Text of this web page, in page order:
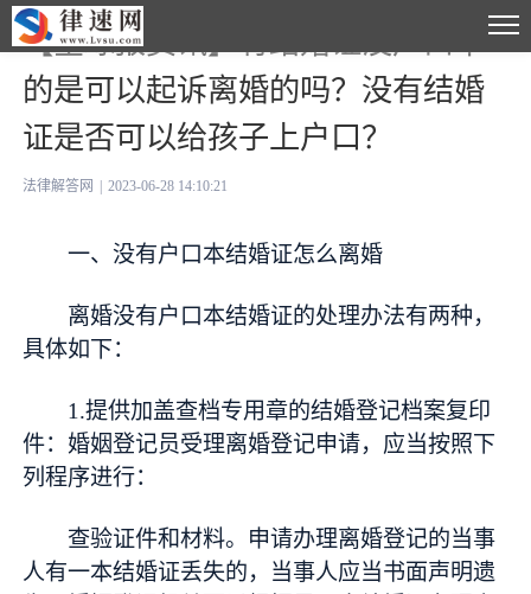
【全球报资讯】有结婚证没户口本
的是可以起诉离婚的吗？没有结婚
证是否可以给孩子上户口？
法律解答网 2023-06-28 14:10:21
一、没有户口本结婚证怎么离婚
离婚没有户口本结婚证的处理办法有两种，
具体如下：
1.提供加盖查档专用章的结婚登记档案复印
件：婚姻登记员受理离婚登记申请，应当按照下
列程序进行：
查验证件和材料。申请办理离婚登记的当事
人有一本结婚证丢失的，当事人应当书面声明遗